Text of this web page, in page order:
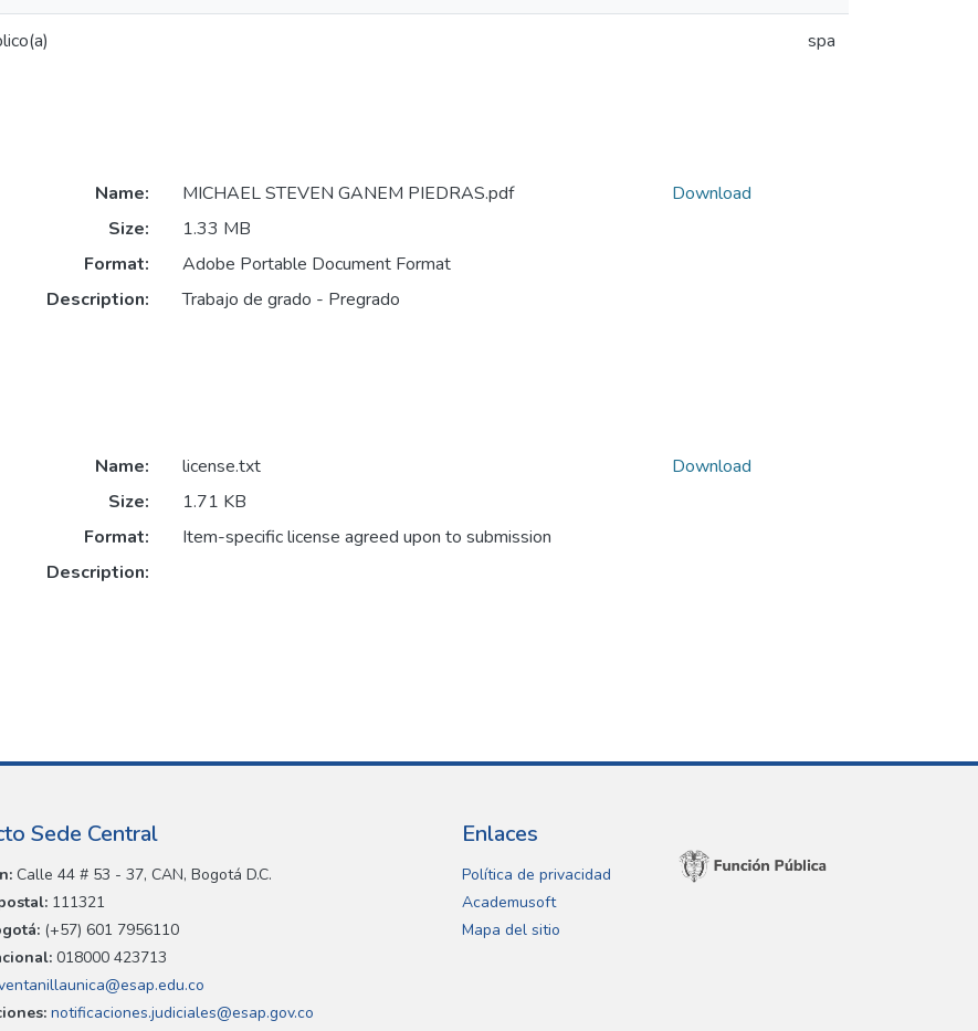
spa
Name:
MICHAEL STEVEN GANEM PIEDRAS.pdf
Size:
1.33 MB
Format:
Adobe Portable Document Format
Description:
Trabajo de grado - Pregrado
Download
Name:
license.txt
Size:
1.71 KB
Format:
Item-specific license agreed upon to submission
Description:
Download
Sede Central
Calle 44 # 53 - 37, CAN, Bogotá D.C.
111321
(+57) 601 7956110
018000 423713
notificaciones.judiciales@esap.gov.co
Enlaces
Política de privacidad
Academusoft
Mapa del sitio